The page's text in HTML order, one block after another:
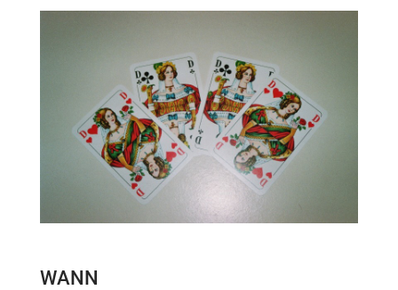
WANN